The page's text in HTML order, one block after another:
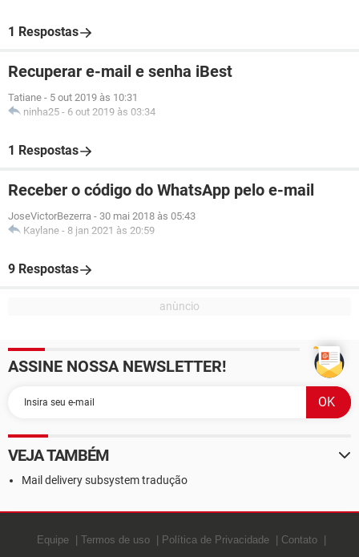
1 Respostas
Recuperar e-mail e senha iBest
Tatiane - 5 out 2019 às 10:31
ninha25 - 6 out 2019 às 03:34
1 Respostas
Receber o código do WhatsApp pelo e-mail
JoseVictorBezerra - 30 mai 2018 às 05:43
Kaylane - 8 jan 2021 às 20:59
9 Respostas
ASSINE NOSSA NEWSLETTER!
VEJA TAMBÉM
Mail delivery subsystem tradução
Equipe Termos de uso Política de Privacidade
Contato